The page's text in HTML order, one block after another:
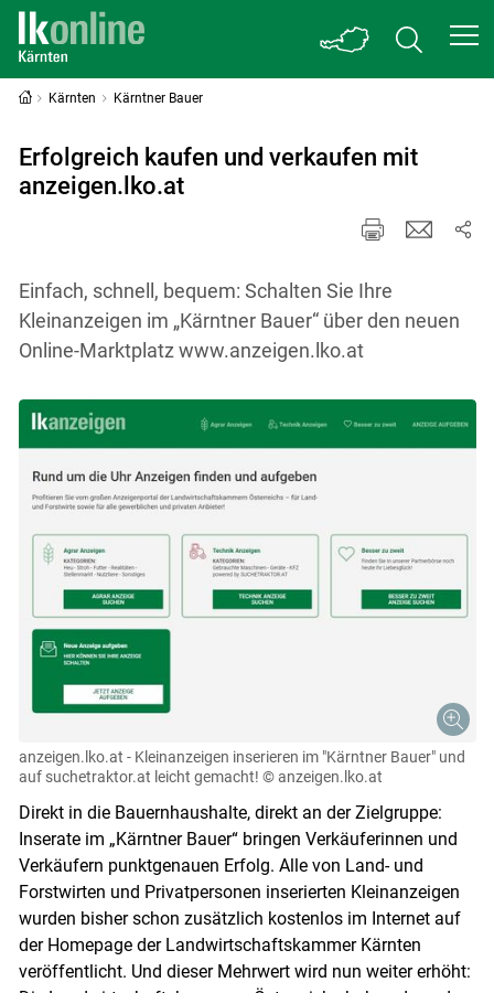
Kärnten Kärntner Bauer
Erfolgreich kaufen und verkaufen mit
anzeigen.lko.at
Einfach, schnell, bequem: Schalten Sie Ihre
Kleinanzeigen im „Kärntner Bauer“ über den neuen
Online-Marktplatz www.anzeigen.lko.at
anzeigen.lko.at - Kleinanzeigen inserieren im "Kärntner Bauer" und
auf suchetraktor.at leicht gemacht! © anzeigen.lko.at
Direkt in die Bauernhaushalte, direkt an der Zielgruppe:
Inserate im „Kärntner Bauer“ bringen Verkäuferinnen und
Verkäufern punktgenauen Erfolg. Alle von Land- und
Forstwirten und Privatpersonen inserierten Kleinanzeigen
wurden bisher schon zusätzlich kostenlos im Internet auf
der Homepage der Landwirtschaftskammer Kärnten
veröffentlicht. Und dieser Mehrwert wird nun weiter erhöht: